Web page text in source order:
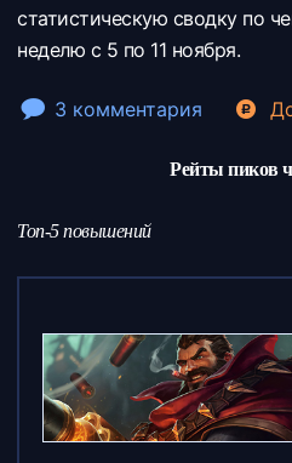
статистическую сводку по
неделю с 5 по 11 ноября.
3 комментария
Рейты пиков
Топ-5 повышений